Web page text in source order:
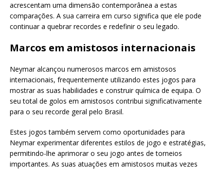
acrescentam uma dimensão contemporânea a estas
comparações. A sua carreira em curso significa que ele pode
continuar a quebrar recordes e redefinir o seu legado.
Marcos em amistosos internacionais
Neymar alcançou numerosos marcos em amistosos
internacionais, frequentemente utilizando estes jogos para
mostrar as suas habilidades e construir química de equipa. O
seu total de golos em amistosos contribui significativamente
para o seu recorde geral pelo Brasil.
Estes jogos também servem como oportunidades para
Neymar experimentar diferentes estilos de jogo e estratégias,
permitindo-lhe aprimorar o seu jogo antes de torneios
importantes. As suas atuações em amistosos muitas vezes